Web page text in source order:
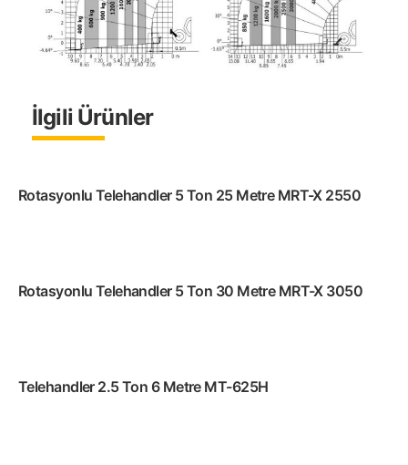
İlgili Ürünler
Rotasyonlu Telehandler 5 Ton 25 Metre MRT-X 2550
Devamını oku
Rotasyonlu Telehandler 5 Ton 30 Metre MRT-X 3050
Devamını oku
Telehandler 2.5 Ton 6 Metre MT-625H